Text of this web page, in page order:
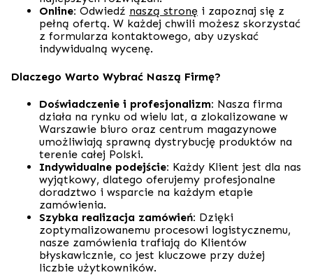
Online: Odwiedź naszą stronę i zapoznaj się z
pełną ofertą. W każdej chwili możesz skorzystać
z formularza kontaktowego, aby uzyskać
indywidualną wycenę.
Dlaczego Warto Wybrać Naszą Firmę?
Doświadczenie i profesjonalizm: Nasza firma
działa na rynku od wielu lat, a zlokalizowane w
Warszawie biuro oraz centrum magazynowe
umożliwiają sprawną dystrybucję produktów na
terenie całej Polski.
Indywidualne podejście: Każdy Klient jest dla nas
wyjątkowy, dlatego oferujemy profesjonalne
doradztwo i wsparcie na każdym etapie
zamówienia.
Szybka realizacja zamówień: Dzięki
zoptymalizowanemu procesowi logistycznemu,
nasze zamówienia trafiają do Klientów
błyskawicznie, co jest kluczowe przy dużej
liczbie użytkowników.